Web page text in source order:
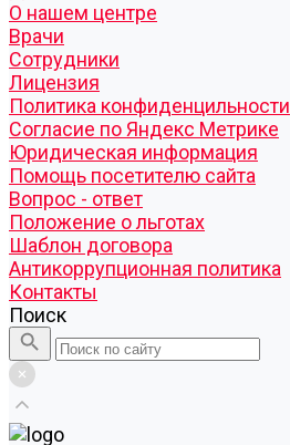
О нашем центре
Врачи
Сотрудники
Лицензия
Политика конфиденцильности
Согласие по Яндекс Метрике
Юридическая информация
Помощь посетителю сайта
Вопрос - ответ
Положение о льготах
Шаблон договора
Антикоррупционная политика
Контакты
Поиск